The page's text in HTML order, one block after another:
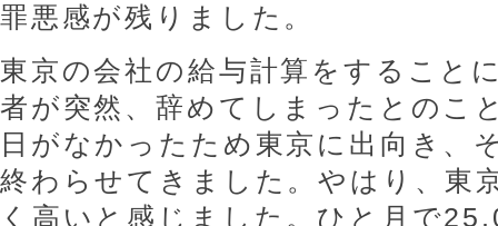
罪悪感が残りました。
東京の会社の給与計算をすること
者が突然、辞めてしまったとのこ
日がなかったため東京に出向き、
終わらせてきました。やはり、東
く高いと感じました。ひと月で